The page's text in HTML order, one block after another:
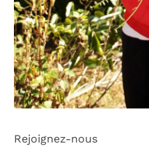
Rejoignez-nous